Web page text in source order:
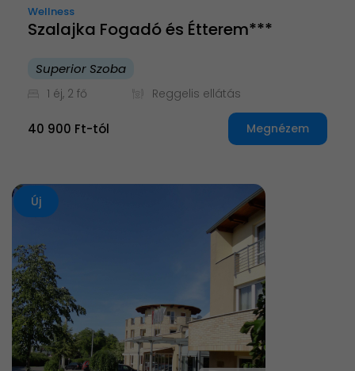
Wellness
Szalajka Fogadó és Étterem***
Superior Szoba
1 éj, 2 fő Reggelis ellátás
40 900 Ft-tól Megnézem
Új